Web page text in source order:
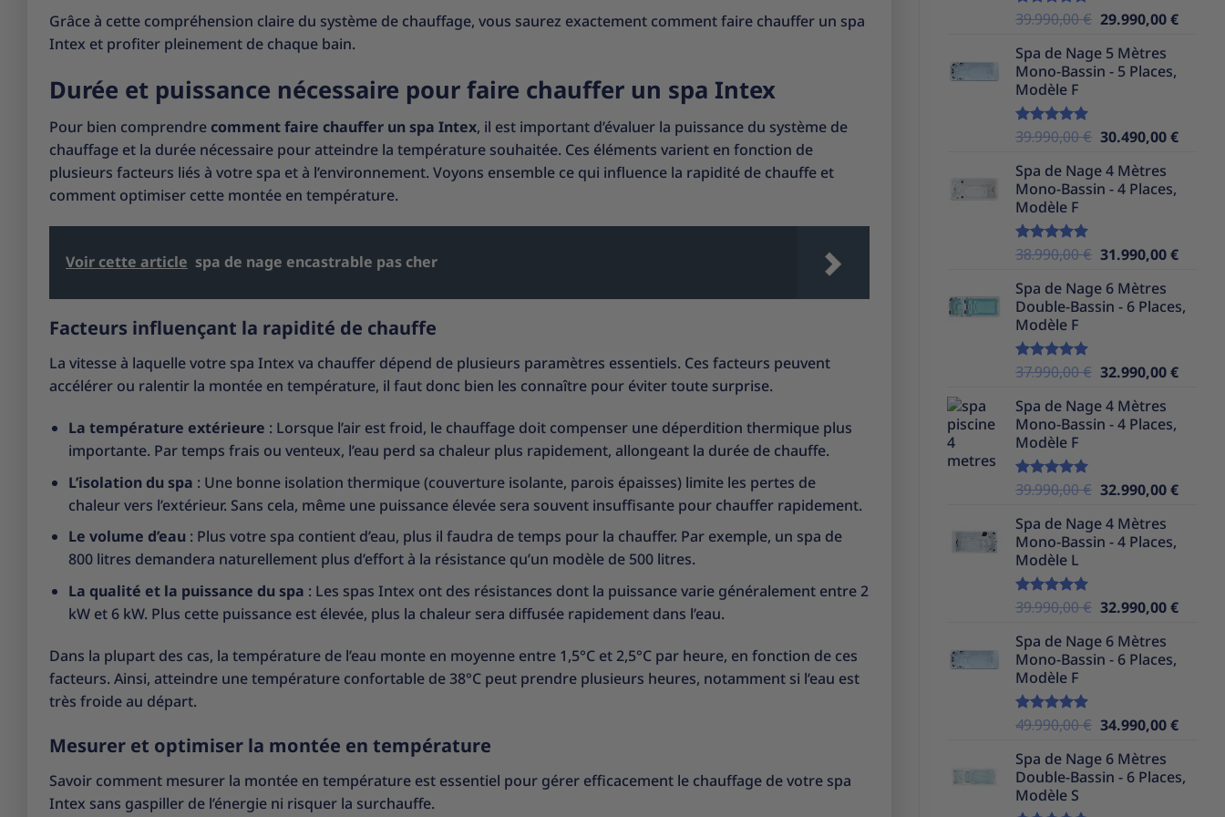
Grâce à cette compréhension claire du système de chauffage, vous saurez exactement comment faire chauffer un spa
Intex et profiter pleinement de chaque bain.
Durée et puissance nécessaire pour faire chauffer un spa Intex
Pour bien comprendre comment faire chauffer un spa Intex, il est important d’évaluer la puissance du système de
chauffage et la durée nécessaire pour atteindre la température souhaitée. Ces éléments varient en fonction de
plusieurs facteurs liés à votre spa et à l’environnement. Voyons ensemble ce qui influence la rapidité de chauffe et
comment optimiser cette montée en température.
Voir cette article spa de nage encastrable pas cher
Facteurs influençant la rapidité de chauffe
La vitesse à laquelle votre spa Intex va chauffer dépend de plusieurs paramètres essentiels. Ces facteurs peuvent
accélérer ou ralentir la montée en température, il faut donc bien les connaître pour éviter toute surprise.
La température extérieure : Lorsque l’air est froid, le chauffage doit compenser une déperdition thermique plus
importante. Par temps frais ou venteux, l’eau perd sa chaleur plus rapidement, allongeant la durée de chauffe.
L’isolation du spa : Une bonne isolation thermique (couverture isolante, parois épaisses) limite les pertes de
chaleur vers l’extérieur. Sans cela, même une puissance élevée sera souvent insuffisante pour chauffer rapidement.
Le volume d’eau : Plus votre spa contient d’eau, plus il faudra de temps pour la chauffer. Par exemple, un spa de
800 litres demandera naturellement plus d’effort à la résistance qu’un modèle de 500 litres.
La qualité et la puissance du spa : Les spas Intex ont des résistances dont la puissance varie généralement entre 2
kW et 6 kW. Plus cette puissance est élevée, plus la chaleur sera diffusée rapidement dans l’eau.
Dans la plupart des cas, la température de l’eau monte en moyenne entre 1,5°C et 2,5°C par heure, en fonction de ces
facteurs. Ainsi, atteindre une température confortable de 38°C peut prendre plusieurs heures, notamment si l’eau est
très froide au départ.
Mesurer et optimiser la montée en température
Savoir comment mesurer la montée en température est essentiel pour gérer efficacement le chauffage de votre spa
Intex sans gaspiller de l’énergie ni risquer la surchauffe.
Note5.00
39.990,00€ Le
initial
était :
29.990,00€Le
Spa de Nage 5 Mètres
Mono-Bassin - 5 Places,
Modèle F
Note5.00
39.990,00€ Le
initial
était :
30.490,00€Le
Spa de Nage 4 Mètres
Mono-Bassin - 4 Places,
Modèle F
Note5.00
38.990,00€ Le
initial
était :
31.990,00€Le
est :
Spa de Nage 6 Mètres
Double-Bassin - 6 Places,
Modèle F
Note5.00
37.990,00€ Le
initial
était :
32.990,00€Le
Spa de Nage 4 Mètres
Mono-Bassin - 4 Places,
Modèle F
Note5.00
39.990,00€ Le
initial
était :
32.990,00€Le
Spa de Nage 4 Mètres
Mono-Bassin - 4 Places,
Modèle L
Note5.00
39.990,00€ Le
initial
était :
32.990,00€Le
Spa de Nage 6 Mètres
Mono-Bassin - 6 Places,
Modèle F
Note5.00
49.990,00€ Le
initial
était :
34.990,00€Le
est :
Spa de Nage 6 Mètres
Double-Bassin - 6 Places,
Modèle S